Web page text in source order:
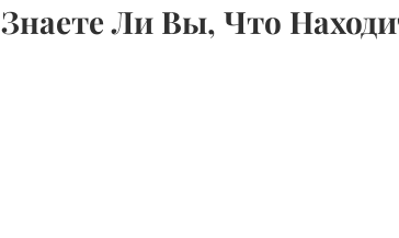
Знаете Ли Вы, Что